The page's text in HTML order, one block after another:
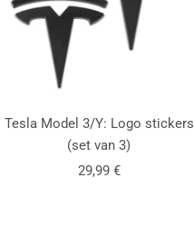
Tesla Model 3/Y: Logo stickers
(set van 3)
Aanbiedingsprijs
29,99 €